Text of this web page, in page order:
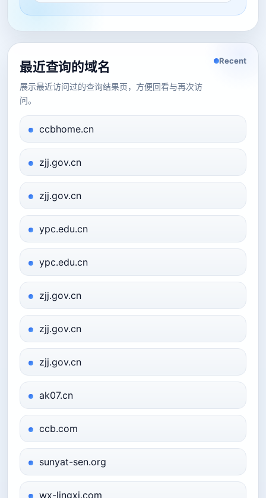
最近查询的域名
展示最近访问过的查询结果页，方便回看与再次访
问。
Recent
ccbhome.cn
zjj.gov.cn
zjj.gov.cn
ypc.edu.cn
ypc.edu.cn
zjj.gov.cn
zjj.gov.cn
zjj.gov.cn
ak07.cn
ccb.com
sunyat-sen.org
wx-lingxi.com